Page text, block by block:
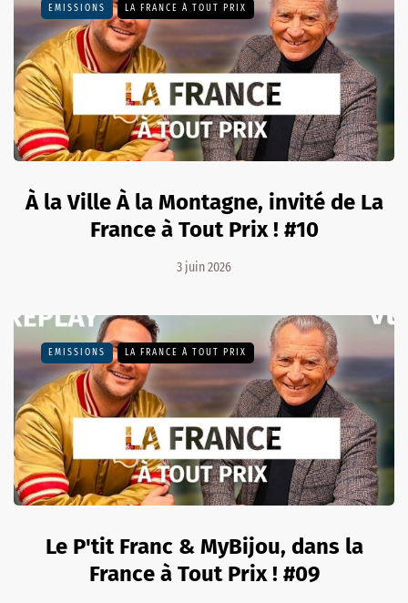
EMISSIONS LA FRANCE À TOUT PRIX
À la Ville À la Montagne, invité de La
France à Tout Prix ! #10
3 juin 2026
EMISSIONS LA FRANCE À TOUT PRIX
Le P'tit Franc & MyBijou, dans la
France à Tout Prix ! #09